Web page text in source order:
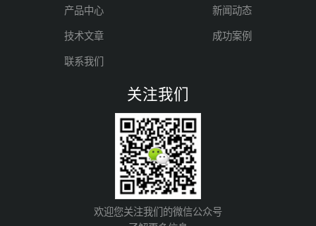
产品中心 新闻动态
技术文章 成功案例
联系我们
关注我们
欢迎您关注我们的微信公众号